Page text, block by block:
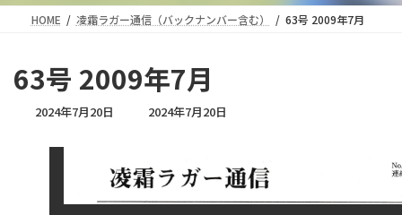
HOME 凌霜ラガー通信（バックナンバー含む） 63号 2009年7月
63号 2009年7月
2024年7月20日
最
日
2024年7月20日